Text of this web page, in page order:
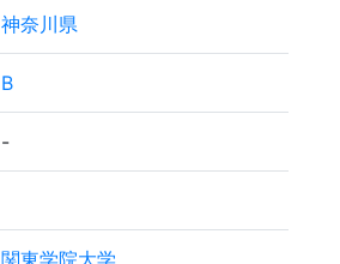
神奈川県
B
-
関東学院大学